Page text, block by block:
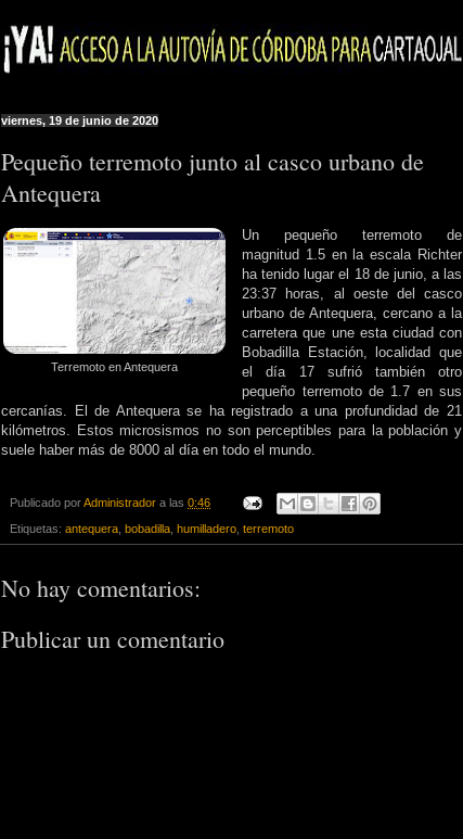
viernes, 19 de junio de 2020
Pequeño terremoto junto al casco urbano de
Antequera
Terremoto en Antequera
Un pequeño terremoto de
magnitud 1.5 en la escala Richter
ha tenido lugar el 18 de junio, a las
23:37 horas, al oeste del casco
urbano de Antequera, cercano a la
carretera que une esta ciudad con
Bobadilla Estación, localidad que
el día 17 sufrió también otro
pequeño terremoto de 1.7 en sus
cercanías. El de Antequera se ha registrado a una profundidad de 21
kilómetros. Estos microsismos no son perceptibles para la población y
suele haber más de 8000 al día en todo el mundo.
Publicado porAdministrador a las 0:46
Etiquetas: antequera bobadilla humilladero terremoto
No hay comentarios:
Publicar un comentario